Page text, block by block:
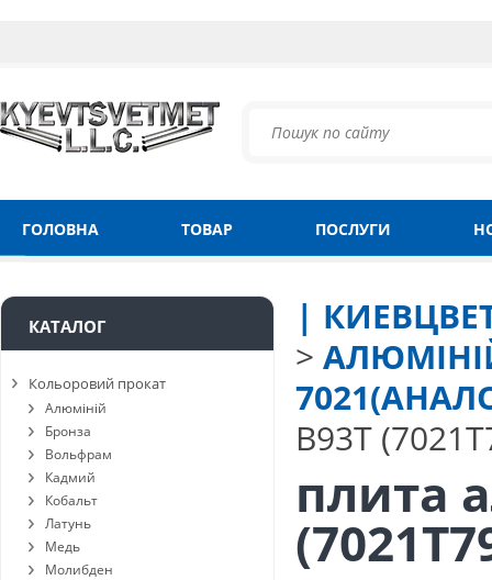
ГОЛОВНА ТОВАР ПОСЛУГИ
|
>
В93Т
плита
КАТАЛОГ
Кольоровий прокат
Алюміній
Бронза
Вольфрам
Кадмий
Кобальт
Латунь
Медь
Молибден